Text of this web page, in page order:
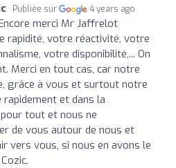
Publiée sur 4 years ago
merci Mr Jaffrelot
rapidité, votre réactivité, votre
votre disponibilité,... On
Merci en tout cas, car notre
grâce à vous et surtout notre
et dans la
tout et nous ne
de vous autour de nous et
vers vous, si nous en avons le